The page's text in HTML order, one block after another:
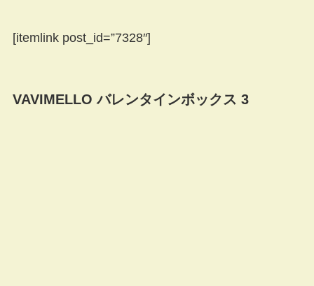
[itemlink post_id=”7328″]
VAVIMELLO バレンタインボックス 3